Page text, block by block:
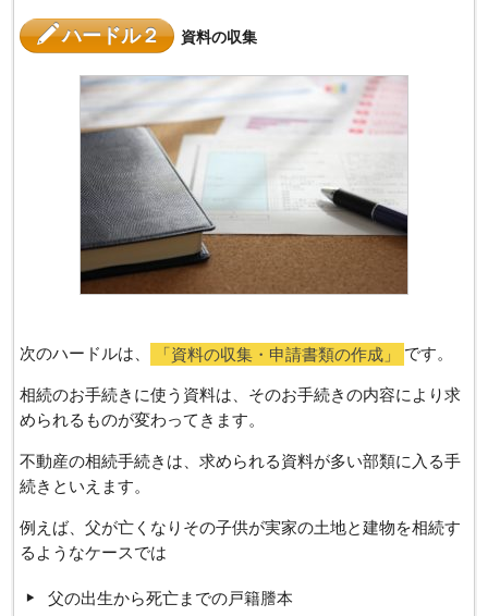
ハードル２ 資料の収集
次のハードルは、 「資料の収集・申請書類の作成」 です。
相続のお手続きに使う資料は、そのお手続きの内容により求
められるものが変わってきます。
不動産の相続手続きは、求められる資料が多い部類に入る手
続きといえます。
例えば、父が亡くなりその子供が実家の土地と建物を相続す
るようなケースでは
父の出生から死亡までの戸籍謄本